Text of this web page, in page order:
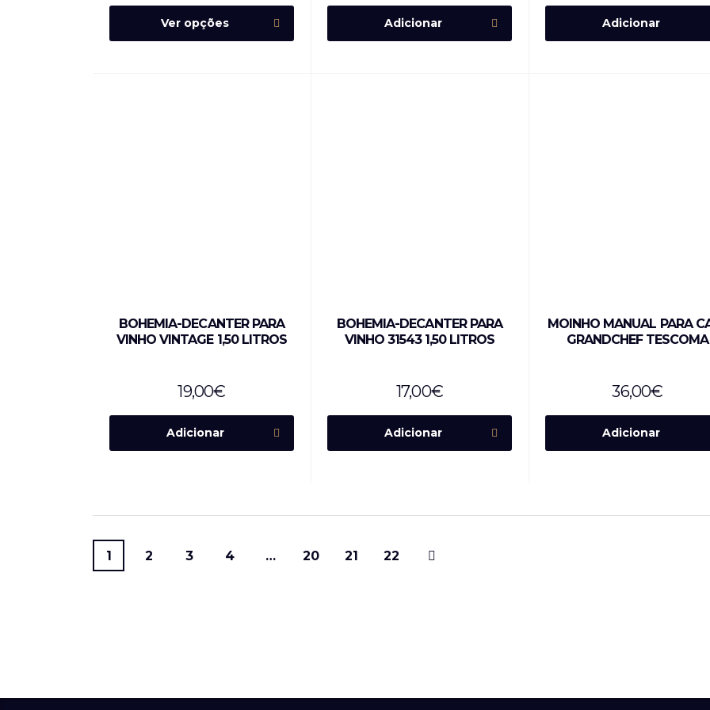
Ver opções Adicionar Adicionar
BOHEMIA-DECANTER PARA
VINHO VINTAGE 1,50 LITROS
19,00€
Adicionar
BOHEMIA-DECANTER PARA
VINHO 31543 1,50 LITROS
17,00€
Adicionar
MOINHO MANUAL PARA
GRANDCHEF TESCOMA
36,00€
Adicionar
1 2 3 4 … 20 21 22